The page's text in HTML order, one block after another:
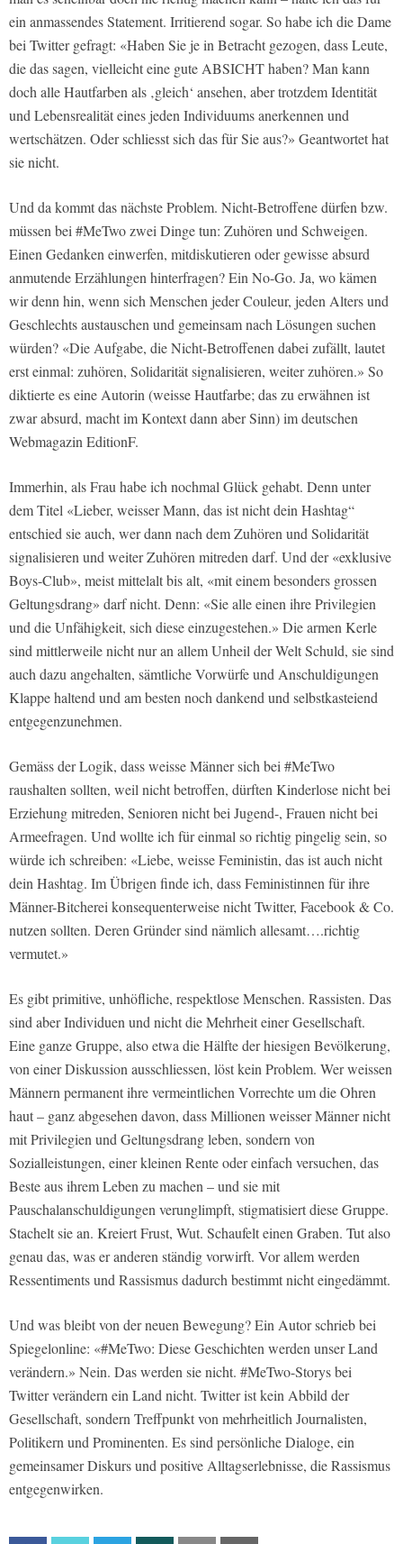
ein anmassendes Statement. Irritierend sogar. So habe ich die Dame
bei Twitter gefragt: «Haben Sie je in Betracht gezogen, dass Leute,
die das sagen, vielleicht eine gute ABSICHT haben? Man kann
doch alle Hautfarben als ‚gleich‘ ansehen, aber trotzdem Identität
und Lebensrealität eines jeden Individuums anerkennen und
wertschätzen. Oder schliesst sich das für Sie aus?» Geantwortet hat
sie nicht.
Und da kommt das nächste Problem. Nicht-Betroffene dürfen bzw.
müssen bei #MeTwo zwei Dinge tun: Zuhören und Schweigen.
Einen Gedanken einwerfen, mitdiskutieren oder gewisse absurd
anmutende Erzählungen hinterfragen? Ein No-Go. Ja, wo kämen
wir denn hin, wenn sich Menschen jeder Couleur, jeden Alters und
Geschlechts austauschen und gemeinsam nach Lösungen suchen
würden? «Die Aufgabe, die Nicht-Betroffenen dabei zufällt, lautet
erst einmal: zuhören, Solidarität signalisieren, weiter zuhören.» So
diktierte es eine Autorin (weisse Hautfarbe; das zu erwähnen ist
zwar absurd, macht im Kontext dann aber Sinn) im deutschen
Webmagazin EditionF.
Immerhin, als Frau habe ich nochmal Glück gehabt. Denn unter
dem Titel «Lieber, weisser Mann, das ist nicht dein Hashtag“
entschied sie auch, wer dann nach dem Zuhören und Solidarität
signalisieren und weiter Zuhören mitreden darf. Und der «exklusive
Boys-Club», meist mittelalt bis alt, «mit einem besonders grossen
Geltungsdrang» darf nicht. Denn: «Sie alle einen ihre Privilegien
und die Unfähigkeit, sich diese einzugestehen.» Die armen Kerle
sind mittlerweile nicht nur an allem Unheil der Welt Schuld, sie sind
auch dazu angehalten, sämtliche Vorwürfe und Anschuldigungen
Klappe haltend und am besten noch dankend und selbstkasteiend
entgegenzunehmen.
Gemäss der Logik, dass weisse Männer sich bei #MeTwo
raushalten sollten, weil nicht betroffen, dürften Kinderlose nicht bei
Erziehung mitreden, Senioren nicht bei Jugend-, Frauen nicht bei
Armeefragen. Und wollte ich für einmal so richtig pingelig sein, so
würde ich schreiben: «Liebe, weisse Feministin, das ist auch nicht
dein Hashtag. Im Übrigen finde ich, dass Feministinnen für ihre
Männer-Bitcherei konsequenterweise nicht Twitter, Facebook & Co.
nutzen sollten. Deren Gründer sind nämlich allesamt….richtig
vermutet.»
Es gibt primitive, unhöfliche, respektlose Menschen. Rassisten. Das
sind aber Individuen und nicht die Mehrheit einer Gesellschaft.
Eine ganze Gruppe, also etwa die Hälfte der hiesigen Bevölkerung,
von einer Diskussion ausschliessen, löst kein Problem. Wer weissen
Männern permanent ihre vermeintlichen Vorrechte um die Ohren
haut – ganz abgesehen davon, dass Millionen weisser Männer nicht
mit Privilegien und Geltungsdrang leben, sondern von
Sozialleistungen, einer kleinen Rente oder einfach versuchen, das
Beste aus ihrem Leben zu machen – und sie mit
Pauschalanschuldigungen verunglimpft, stigmatisiert diese Gruppe.
Stachelt sie an. Kreiert Frust, Wut. Schaufelt einen Graben. Tut also
genau das, was er anderen ständig vorwirft. Vor allem werden
Ressentiments und Rassismus dadurch bestimmt nicht eingedämmt.
Und was bleibt von der neuen Bewegung? Ein Autor schrieb bei
Spiegelonline: «#MeTwo: Diese Geschichten werden unser Land
verändern.» Nein. Das werden sie nicht. #MeTwo-Storys bei
Twitter verändern ein Land nicht. Twitter ist kein Abbild der
Gesellschaft, sondern Treffpunkt von mehrheitlich Journalisten,
Politikern und Prominenten. Es sind persönliche Dialoge, ein
gemeinsamer Diskurs und positive Alltagserlebnisse, die Rassismus
entgegenwirken.